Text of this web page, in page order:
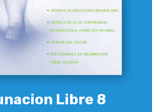
Libre 8